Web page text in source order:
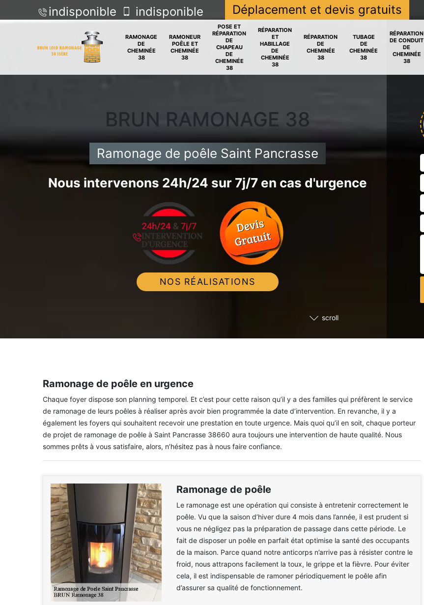
indisponible indisponible Déplacement et devis gratuits
RAMONAGE
DE
CHEMINÉE
38
RAMONEUR
POÊLE ET
CHEMINÉE
38
POSE ET
RÉPARATION
DE
CHAPEAU
DE
CHEMINÉE
38
RÉPARATION
ET
HABILLAGE
DE
CHEMINÉE
38
RÉPARATION
DE
CHEMINÉE
38
TUBAGE
DE
CHEMINÉE
38
RÉPARATION
DE CONDUIT
DE
CHEMINÉE
38
scroll
BRUN RAMONAGE 38
Ramonage de poêle Saint Pancrasse
Nous intervenons 24h/24 sur 7j/7 en cas d'urgence
NOS RÉALISATIONS
Ramonage de poêle en urgence
Chaque foyer dispose son planning temporel. Et c’est pour cette raison qu’il y a des familles qui préfèrent le service
de ramonage de leurs poêles à réaliser après avoir bien programmée la date d’intervention. En revanche, il y a
également les foyers qui souhaitent recevoir une prestation en toute urgence. Mais quoi qu’il en soit, chaque porteur
de projet de ramonage de poêle à Saint Pancrasse 38660 aura toujours une intervention de haute qualité. Nous
sommes prêts à vous satisfaire, alors, n’hésitez pas à nous faire confiance.
Ramonage de poêle
Le ramonage est une opération qui consiste à entretenir correctement le
poêle. Vu que la saison d’hiver dure 4 mois dans l’année, il est prudent si
vous ne négligez pas la préparation de passage dans cette période. Le
fait de disposer un poêle en parfait état optimise la santé des occupants
de la maison. Parce quand notre anticorps n’arrive pas à résister contre le
froid, nous attrapons facilement la toux, le grippe et la fièvre. Pour éviter
cela, il est indispensable de ramoner périodiquement le poêle afin
d’assurer sa qualité de fonctionnement.